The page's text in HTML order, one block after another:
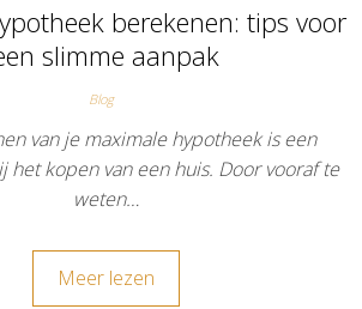
berekenen: tips voor
slimme aanpak
Blog
van je maximale hypotheek is een
het kopen van een huis. Door vooraf te
weten…
Meer lezen